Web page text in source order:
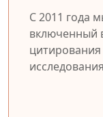
С 2011 года
включенный